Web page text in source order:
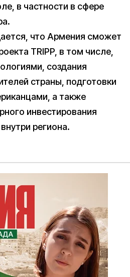
в частности в сфере
что Армения сможет
TRIPP, в том числе,
создания
страны, подготовки
а также
инвестирования
региона.